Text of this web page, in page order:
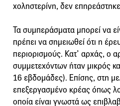
χοληστερίνη, δεν
Τα συμπεράσματα μπορεί να
πρέπει να σημειωθεί ότι η
περιορισμούς. Κατ’ αρχάς, ο
συμμετεχόντων ήταν μικρός
16 εβδομάδες). Επίσης, στη
επεξεργασμένο κρέας όπως
οποία είναι γνωστά ως